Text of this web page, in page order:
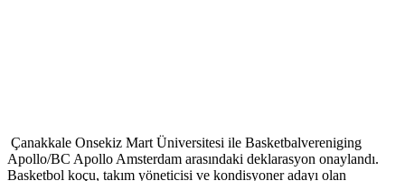
Çanakkale Onsekiz Mart Üniversitesi ile Basketbalvereniging
Apollo/BC Apollo Amsterdam arasındaki deklarasyon onaylandı.
Basketbol koçu, takım yöneticisi ve kondisyoner adayı olan